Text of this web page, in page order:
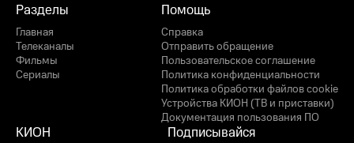
Разделы
Главная
Телеканалы
Фильмы
Сериалы
Помощь
Справка
Отправить обращение
Пользовательское соглашение
Политика конфиденциальности
Политика обработки файлов cookie
Устройства КИОН (ТВ и приставки)
Документация пользования ПО
КИОН Подписывайся